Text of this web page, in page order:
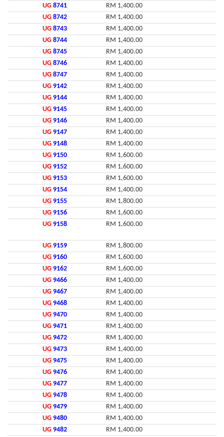
UG 8741
RM 1,400.00
UG 8742
RM 1,400.00
UG 8743
RM 1,400.00
UG 8744
RM 1,400.00
UG 8745
RM 1,400.00
UG 8746
RM 1,400.00
UG 8747
RM 1,400.00
UG 9142
RM 1,400.00
UG 9144
RM 1,400.00
UG 9145
RM 1,400.00
UG 9146
RM 1,400.00
UG 9147
RM 1,400.00
UG 9148
RM 1,400.00
UG 9150
RM 1,600.00
UG 9152
RM 1,600.00
UG 9153
RM 1,600.00
UG 9154
RM 1,400.00
UG 9155
RM 1,800.00
UG 9156
RM 1,600.00
UG 9158 RM 1,600.00
UG 9159
RM 1,800.00
UG 9160
RM 1,600.00
UG 9162
RM 1,600.00
UG 9466
RM 1,400.00
UG 9467
RM 1,400.00
UG 9468
RM 1,400.00
UG 9470
RM 1,400.00
UG 9471
RM 1,400.00
UG 9472
RM 1,400.00
UG 9473
RM 1,400.00
UG 9475
RM 1,400.00
UG 9476
RM 1,400.00
UG 9477
RM 1,400.00
UG 9478
RM 1,400.00
UG 9479
RM 1,400.00
UG 9480
RM 1,400.00
UG 9482
RM 1,400.00